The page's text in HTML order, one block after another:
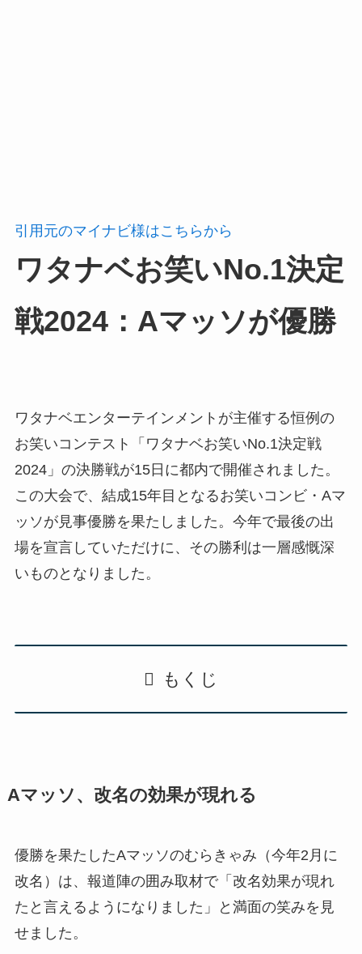
引用元のマイナビ様はこちらから
ワタナベお笑いNo.1決定
戦2024：Aマッソが優勝
ワタナベエンターテインメントが主催する恒例の
お笑いコンテスト「ワタナベお笑いNo.1決定戦
2024」の決勝戦が15日に都内で開催されました。
この大会で、結成15年目となるお笑いコンビ・Aマ
ッソが見事優勝を果たしました。今年で最後の出
場を宣言していただけに、その勝利は一層感慨深
いものとなりました。
もくじ
Aマッソ、改名の効果が現れる
優勝を果たしたAマッソのむらきゃみ（今年2月に
改名）は、報道陣の囲み取材で「改名効果が現れ
たと言えるようになりました」と満面の笑みを見
せました。